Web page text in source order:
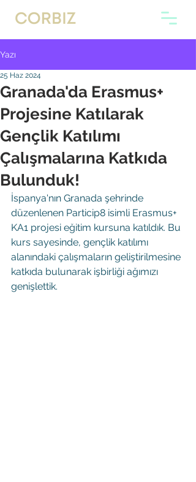
Yazı
Granada'da Erasmus+
Projesine Katılarak
Gençlik Katılımı
Çalışmalarına Katkıda
Bulunduk!
25 Haz 2024
İspanya'nın Granada şehrinde
düzenlenen Particip8 isimli Erasmus+
KA1 projesi eğitim kursuna katıldık. Bu
kurs sayesinde, gençlik katılımı
alanındaki çalışmaların geliştirilmesine
katkıda bulunarak işbirliği ağımızı
genişlettik.